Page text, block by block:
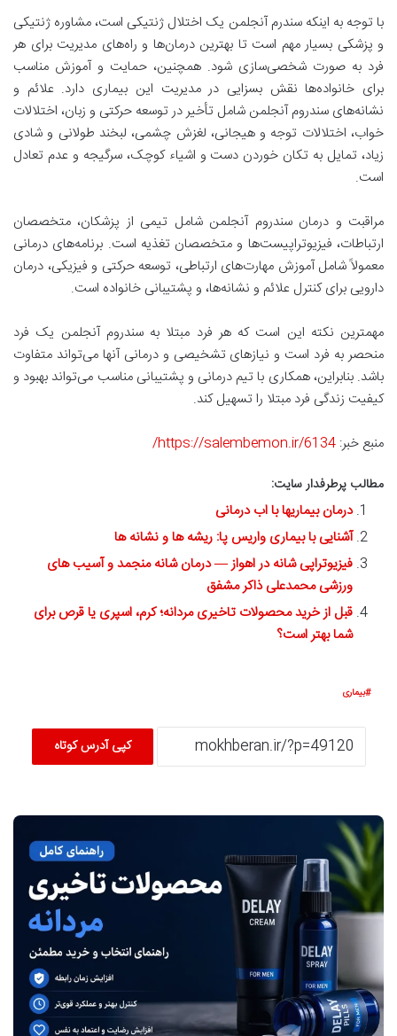
با توجه به اینکه سندرم آنجلمن یک اختلال ژنتیکی است، مشاوره ژنتیکی
و پزشکی بسیار مهم است تا بهترین درمان‌ها و راه‌های مدیریت برای هر
فرد به صورت شخصی‌سازی شود. همچنین، حمایت و آموزش مناسب
برای خانواده‌ها نقش بسزایی در مدیریت این بیماری دارد. علائم و
نشانه‌های سندروم آنجلمن شامل تأخیر در توسعه حرکتی و زبان، اختلالات
خواب، اختلالات توجه و هیجانی، لغزش چشمی، لبخند طولانی و شادی
زیاد، تمایل به تکان خوردن دست و اشیاء کوچک، سرگیجه و عدم تعادل
است.
مراقبت و درمان سندروم آنجلمن شامل تیمی از پزشکان، متخصصان
ارتباطات، فیزیوتراپیست‌ها و متخصصان تغذیه است. برنامه‌های درمانی
معمولاً شامل آموزش مهارت‌های ارتباطی، توسعه حرکتی و فیزیکی، درمان
دارویی برای کنترل علائم و نشانه‌ها، و پشتیبانی خانواده است.
مهمترین نکته این است که هر فرد مبتلا به سندروم آنجلمن یک فرد
منحصر به فرد است و نیازهای تشخیصی و درمانی آنها می‌تواند متفاوت
باشد. بنابراین، همکاری با تیم درمانی و پشتیبانی مناسب می‌تواند بهبود و
کیفیت زندگی فرد مبتلا را تسهیل کند.
منبع خبر: https://salembemon.ir/6134/
مطالب پرطرفدار سایت:
درمان بیماریها با اب درمانی
آشنایی با بیماری واریس پا: ریشه ها و نشانه ها
فیزیوتراپی شانه در اهواز — درمان شانه منجمد و آسیب های
ورزشی محمدعلی ذاکر مشفق
قبل از خرید محصولات تاخیری مردانه؛ کرم، اسپری یا قرص برای
شما بهتر است؟
بیماری
کپی آدرس کوتاه